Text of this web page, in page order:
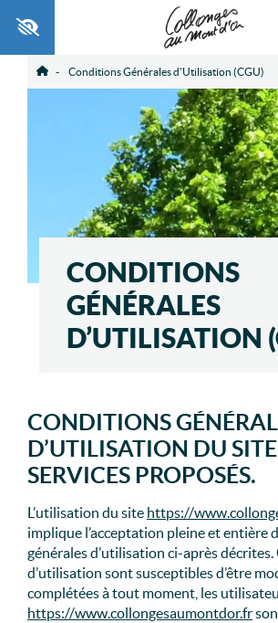
Conditions Générales d’Utilisation (CGU)
CONDITIONS
GÉNÉRALES
D’UTILISATION
CONDITIONS
D’UTILISATION DU
SERVICES PROPOSÉS.
L’utilisation du site https://
implique l’acceptation pleine et entière
générales d’utilisation ci-après
d’utilisation sont susceptibles d’être
complétées à tout moment, les
https://www.collongesaumontdor.fr
Ouvrir la barre d’outils